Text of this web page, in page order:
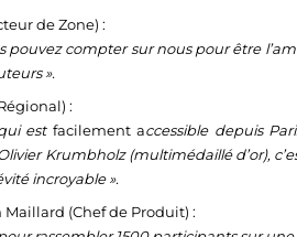
de Zone) :
pouvez compter sur nous pour être
».
:
estfacilement accessible depuis
Krumbholz (multimédaillé d’or),
incroyable ».
Maillard (Chef de Produit) :